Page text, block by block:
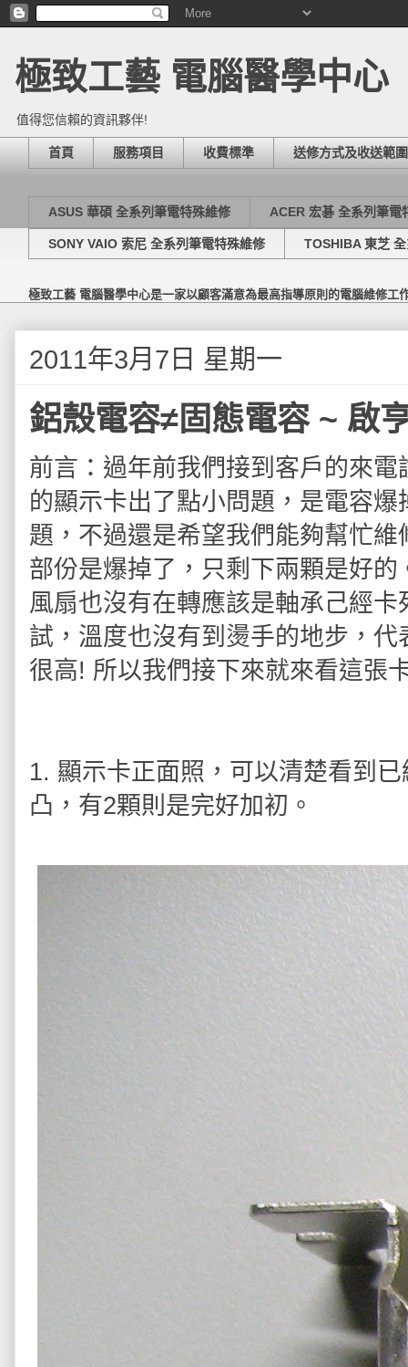
極致工藝 電腦醫學中心
值得您信賴的資訊夥伴!
首頁 服務項目 收費標準 送修方式及收送範圍
ASUS 華碩 全系列筆電特殊維修 ACER 宏碁 全系列筆電
SONY VAIO 索尼 全系列筆電特殊維修 TOSHIBA 東芝
極致工藝 電腦醫學中心是一家以顧客滿意為最高指導原則的電腦維修
2011年3月7日 星期一
鋁殼電容≠固態電容 ~ 啟
前言：過年前我們接到客戶的來
的顯示卡出了點小問題，是電容
題，不過還是希望我們能夠幫忙
部份是爆掉了，只剩下兩顆是好
風扇也沒有在轉應該是軸承己經
試，溫度也沒有到燙手的地步，
很高! 所以我們接下來就來看這張
1. 顯示卡正面照，可以清楚看到
凸，有2顆則是完好加初。